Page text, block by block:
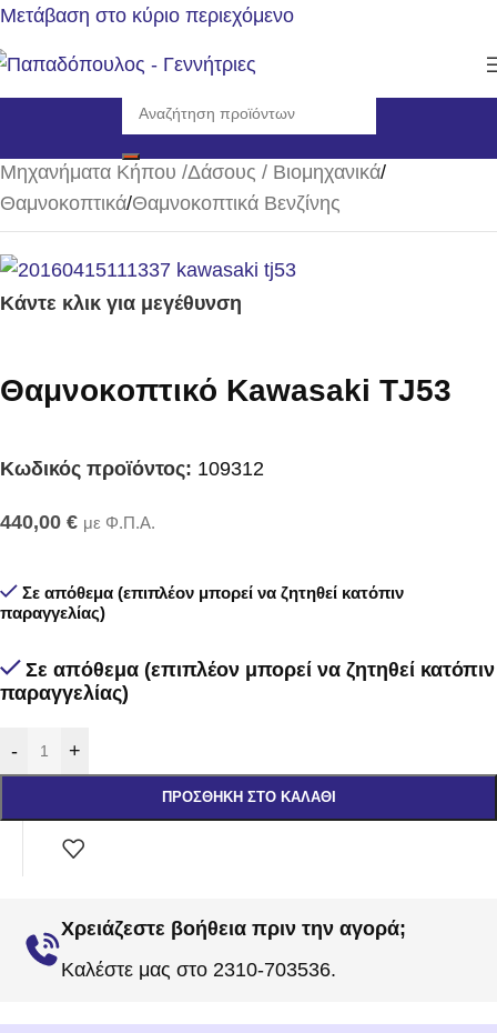
Μετάβαση στο κύριο περιεχόμενο
Αρχική σελίδα/
Μηχανήματα Κήπου /Δάσους / Βιομηχανικά/
Θαμνοκοπτικά/Θαμνοκοπτικά Βενζίνης
Κάντε κλικ για μεγέθυνση
Θαμνοκoπτικό Kawasaki TJ53
Κωδικός προϊόντος: 109312
440,00 € με Φ.Π.Α.
Σε απόθεμα (επιπλέον μπορεί να ζητηθεί κατόπιν
παραγγελίας)
Σε απόθεμα (επιπλέον μπορεί να ζητηθεί κατόπιν
παραγγελίας)
- +
ΠΡΟΣΘΉΚΗ ΣΤΟ ΚΑΛΆΘΙ
Χρειάζεστε βοήθεια πριν την αγορά;
Καλέστε μας στο 2310-703536.